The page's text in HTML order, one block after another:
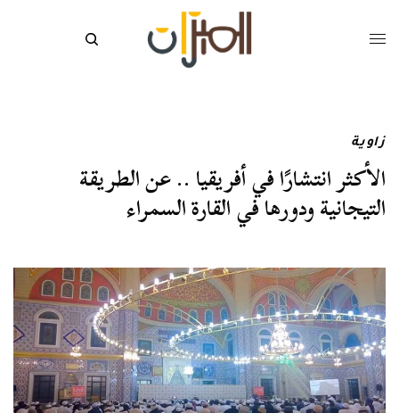
زاوية
الأكثر انتشارًا في أفريقيا .. عن الطريقة
التيجانية ودورها في القارة السمراء